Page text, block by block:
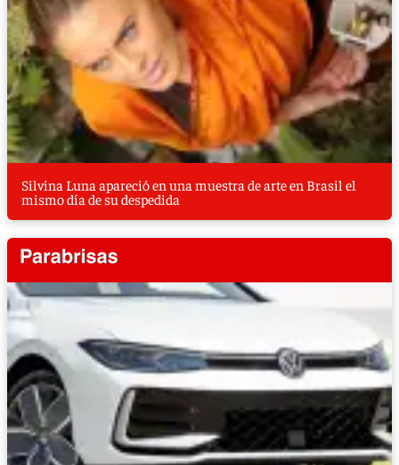
Silvina Luna apareció en una muestra de arte en Brasil el
mismo día de su despedida